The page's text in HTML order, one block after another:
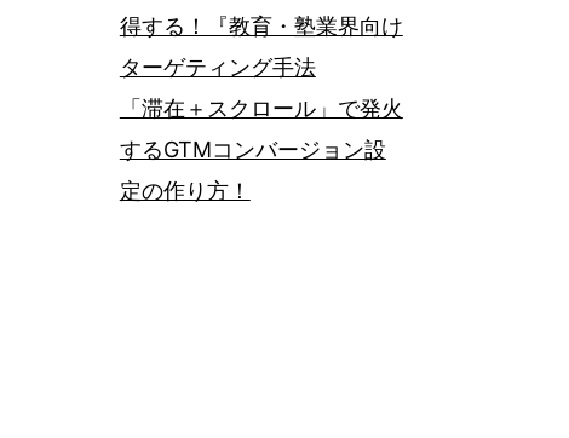
得する！『教育・塾業界向け
ターゲティング手法
「滞在＋スクロール」で発火
するGTMコンバージョン設
定の作り方！